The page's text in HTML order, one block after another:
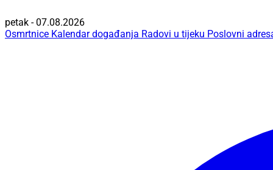
petak - 07.08.2026
Osmrtnice Kalendar događanja Radovi u tijeku Poslovni